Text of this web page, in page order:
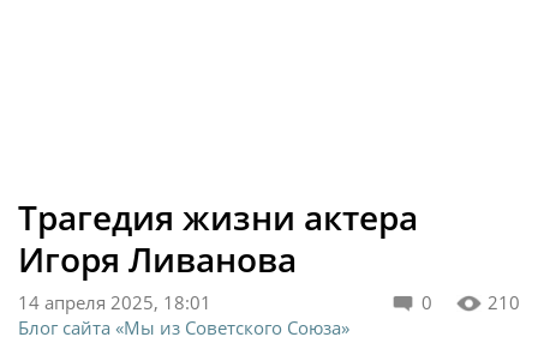
Трагедия жизни актера
Игоря Ливанова
0 210
14 апреля 2025, 18:01
Блог сайта «Мы из Советского Союза»